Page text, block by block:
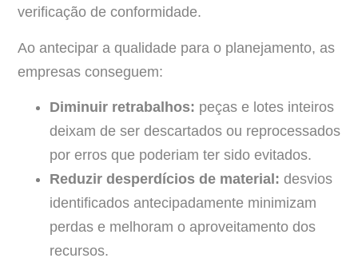
verificação de conformidade.
Ao antecipar a qualidade para o planejamento, as
empresas conseguem:
Diminuir retrabalhos: peças e lotes inteiros
deixam de ser descartados ou reprocessados
por erros que poderiam ter sido evitados.
Reduzir desperdícios de material: desvios
identificados antecipadamente minimizam
perdas e melhoram o aproveitamento dos
recursos.